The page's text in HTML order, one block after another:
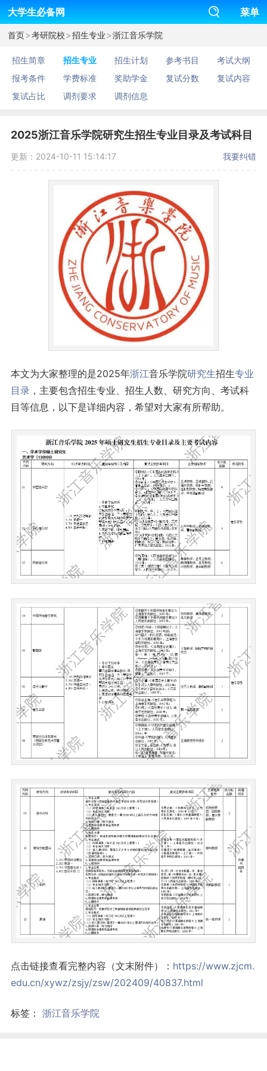
大学生必备网 菜单
首页>考研院校>招生专业>浙江音乐学院
招生简章 招生专业 招生计划 参考书目
考试大纲
报考条件
学费标准 奖助学金 复试分数
复试内容
复试占比
调剂要求 调剂信息
2025浙江音乐学院研究生招生专业目录及考试科目
更新：2024-10-11 15:14:17 我要纠错
本文为大家整理的是2025年浙江音乐学院研究生招生专业
目录，主要包含招生专业、招生人数、研究方向、考试科
目等信息，以下是详细内容，希望对大家有所帮助。
点击链接查看完整内容（文末附件）： https://www.zjcm.
edu.cn/xywz/zsjy/zsw/202409/40837.html
标签： 浙江音乐学院